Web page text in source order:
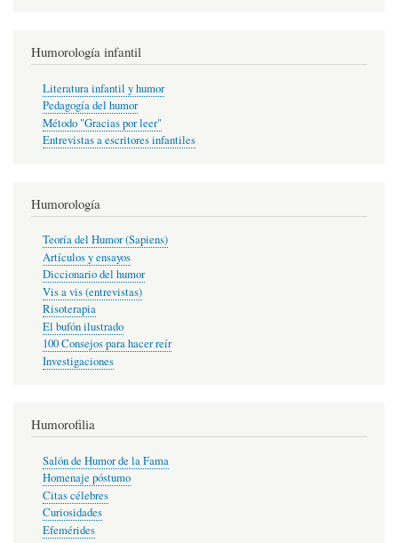
Humorología infantil
Literatura infantil y humor
Pedagogía del humor
Método "Gracias por leer"
Entrevistas a escritores infantiles
Humorología
Teoría del Humor (Sapiens)
Artículos y ensayos
Diccionario del humor
Vis a vis (entrevistas)
Risoterapia
El bufón ilustrado
100 Consejos para hacer reír
Investigaciones
Humorofilia
Salón de Humor de la Fama
Homenaje póstumo
Citas célebres
Curiosidades
Efemérides